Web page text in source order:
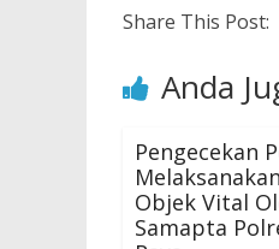
Share This Post:
Anda
Pengecekan
Objek Vital
Samapta